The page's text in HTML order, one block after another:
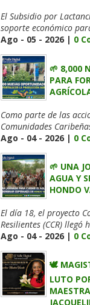
El Subsidio por
soporte económico
Ago - 05 - 2026 | 0
🌱 8,000
PARA
Como parte de las
Comunidades
Ago - 04 - 2026 | 0
🌱 UNA
AGUA Y
HONDO
El día 18, el proyecto
Resilientes (CCR) llegó
Ago - 04 - 2026 | 0
🕊️
LUTO
MAESTRA